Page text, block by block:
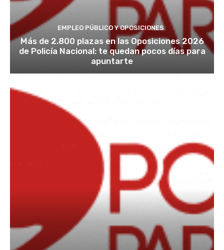
EMPLEO PÚBLICO Y OPOSICIONES
Más de 2.800 plazas en las Oposiciones 2026
de Policía Nacional: te quedan pocos días para
apuntarte